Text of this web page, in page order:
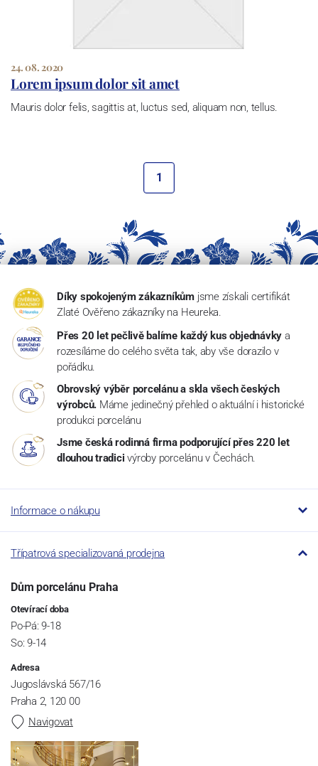
24. 08. 2020
Lorem ipsum dolor sit amet
Mauris dolor felis, sagittis at, luctus sed, aliquam non, tellus.
1
Díky spokojeným zákazníkům jsme získali certifikát
Zlaté Ověřeno zákazníky na Heureka.
Přes 20 let pečlivě balíme každý kus objednávky a
rozesíláme do celého světa tak, aby vše dorazilo v
pořádku.
Obrovský výběr porcelánu a skla všech českých
výrobců. Máme jedinečný přehled o aktuální i historické
produkci porcelánu
Jsme česká rodinná firma podporující přes 220 let
dlouhou tradici výroby porcelánu v Čechách.
Informace o nákupu
Třípatrová specializovaná prodejna
Dům porcelánu Praha
Otevírací doba
Po-Pá: 9-18
So: 9-14
Adresa
Jugoslávská 567/16
Praha 2, 120 00
Navigovat